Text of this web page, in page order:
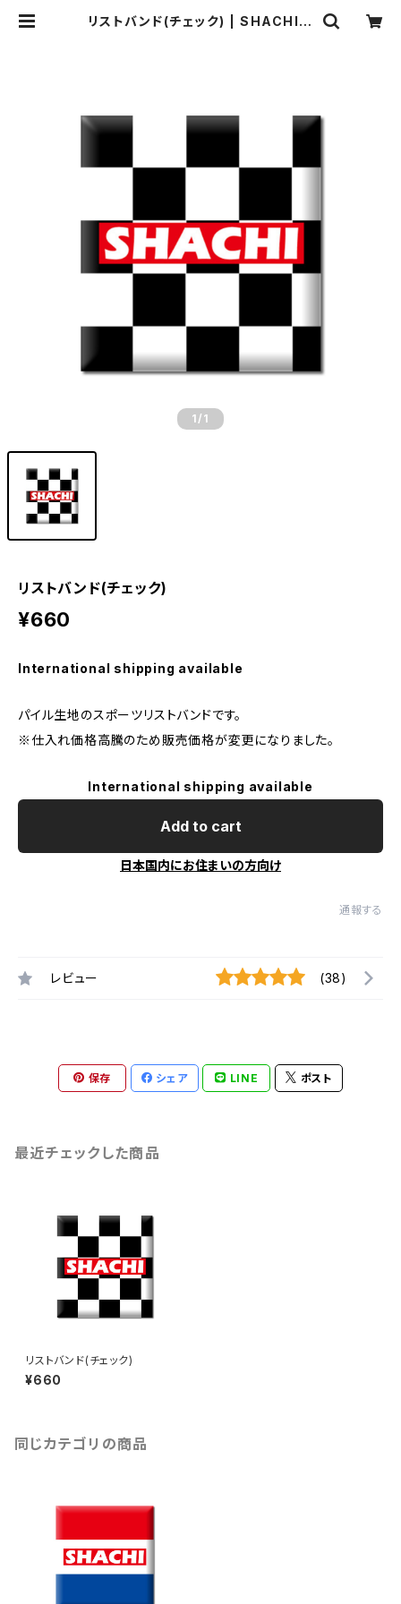
リストバンド(チェック) | SHACHI S
1 /1
リストバンド(チェック)
¥660
International shipping available
パイル生地のスポーツリストバンドです。
※仕入れ価格高騰のため販売価格が変更になりました。
International shipping available
Add to cart
日本国内にお住まいの方向け
通報する
レビュー (38)
保存 シェア LINE ポスト
最近チェックした商品
リストバンド(チェック)
¥660
同じカテゴリの商品